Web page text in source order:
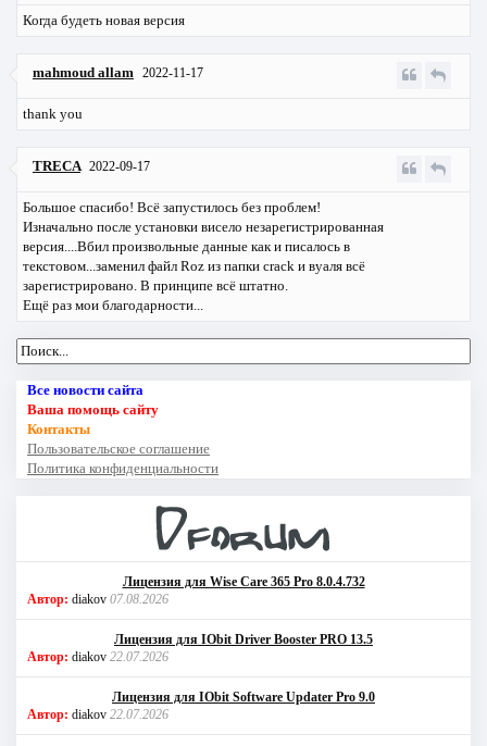
Когда будеть новая версия
mahmoud allam 2022-11-17
thank you
TRECA 2022-09-17
Большое спасибо! Всё запустилось без проблем!
Изначально после установки висело незарегистрированная
версия....Вбил произвольные данные как и писалось в
текстовом...заменил файл Roz из папки crack и вуаля всё
зарегистрировано. В принципе всё штатно.
Ещё раз мои благодарности...
Все новости сайта
Ваша помощь сайту
Контакты
Пользовательское соглашение
Политика конфиденциальности
Лицензия для Wise Care 365 Pro 8.0.4.732
Автор: diakov 07.08.2026
Лицензия для IObit Driver Booster PRO 13.5
Автор: diakov 22.07.2026
Лицензия для IObit Software Updater Pro 9.0
Автор: diakov 22.07.2026